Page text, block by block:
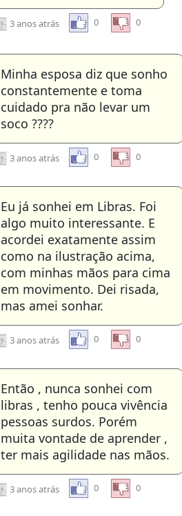
3 anos atrás 0 0
Minha esposa diz que sonho
constantemente e toma
cuidado pra não levar um
soco ????
3 anos atrás 0 0
Eu já sonhei em Libras. Foi
algo muito interessante. E
acordei exatamente assim
como na ilustração acima,
com minhas mãos para cima
em movimento. Dei risada,
mas amei sonhar.
3 anos atrás 0 0
Então , nunca sonhei com
libras , tenho pouca vivência
pessoas surdos. Porém
muita vontade de aprender ,
ter mais agilidade nas mãos.
3 anos atrás 0 0